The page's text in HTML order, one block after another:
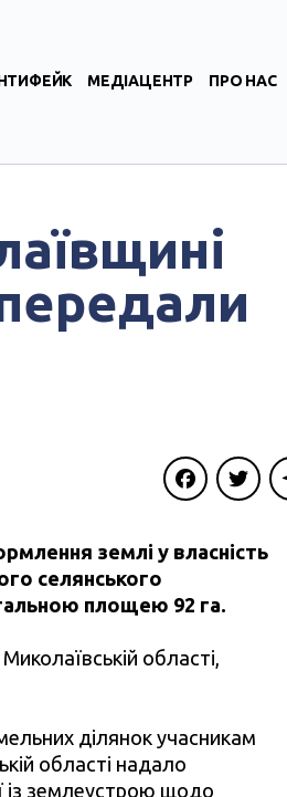
МЕДІАЦЕНТР ПРО НАС
землі у власність
селянського
площею 92 га.
області,
ділянок учасникам
області надало
із землеустрою щодо